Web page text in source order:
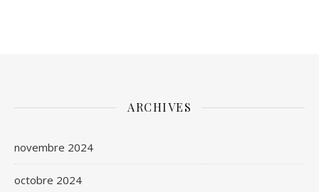
ARCHIVES
novembre 2024
octobre 2024